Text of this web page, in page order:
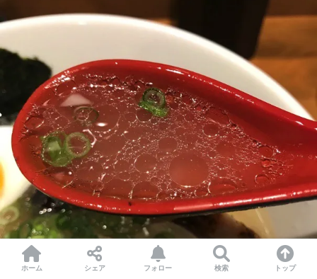
ホーム シェア フォロー 検索 トップ